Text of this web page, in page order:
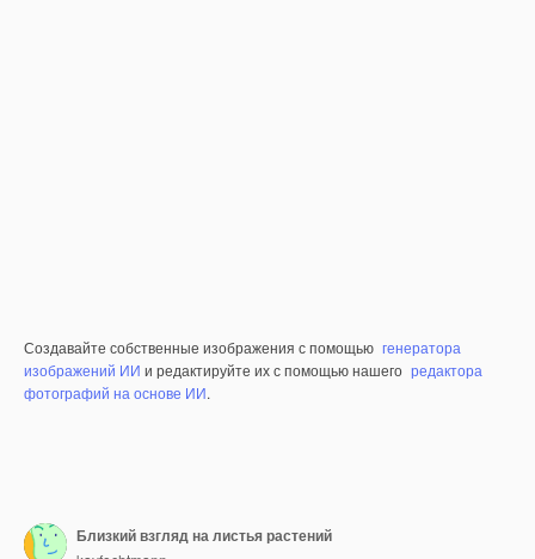
Создавайте собственные изображения с помощью генератора
изображений ИИ и редактируйте их с помощью нашего редактора
фотографий на основе ИИ.
Близкий взгляд на листья растений